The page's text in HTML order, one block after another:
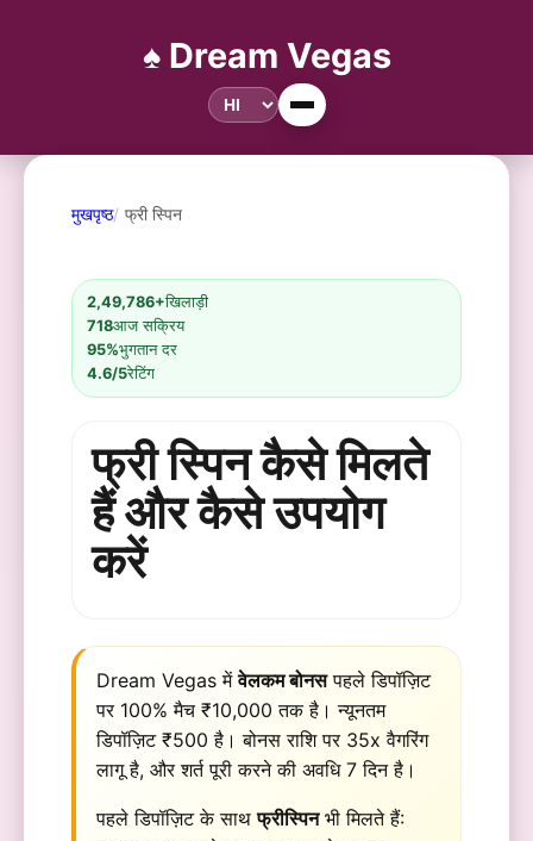
♠️ Dream Vegas
मुखपृष्ठ फ्री स्पिन
2,49,786+खिलाड़ी
718आज सक्रिय
95%भुगतान दर
4.6/5रेटिंग
फ्री स्पिन कैसे मिलते
हैं और कैसे उपयोग
करें
Dream Vegas मेंवेलकम बोनसपहले डिपॉज़िट
पर 100% मैच ₹10,000 तक है। न्यूनतम
डिपॉज़िट ₹500 है। बोनस राशि पर 35x वैगरिंग
लागू है, और शर्त पूरी करने की अवधि 7 दिन है।
पहले डिपॉज़िट के साथफ्रीस्पिनभी मिलते हैं: